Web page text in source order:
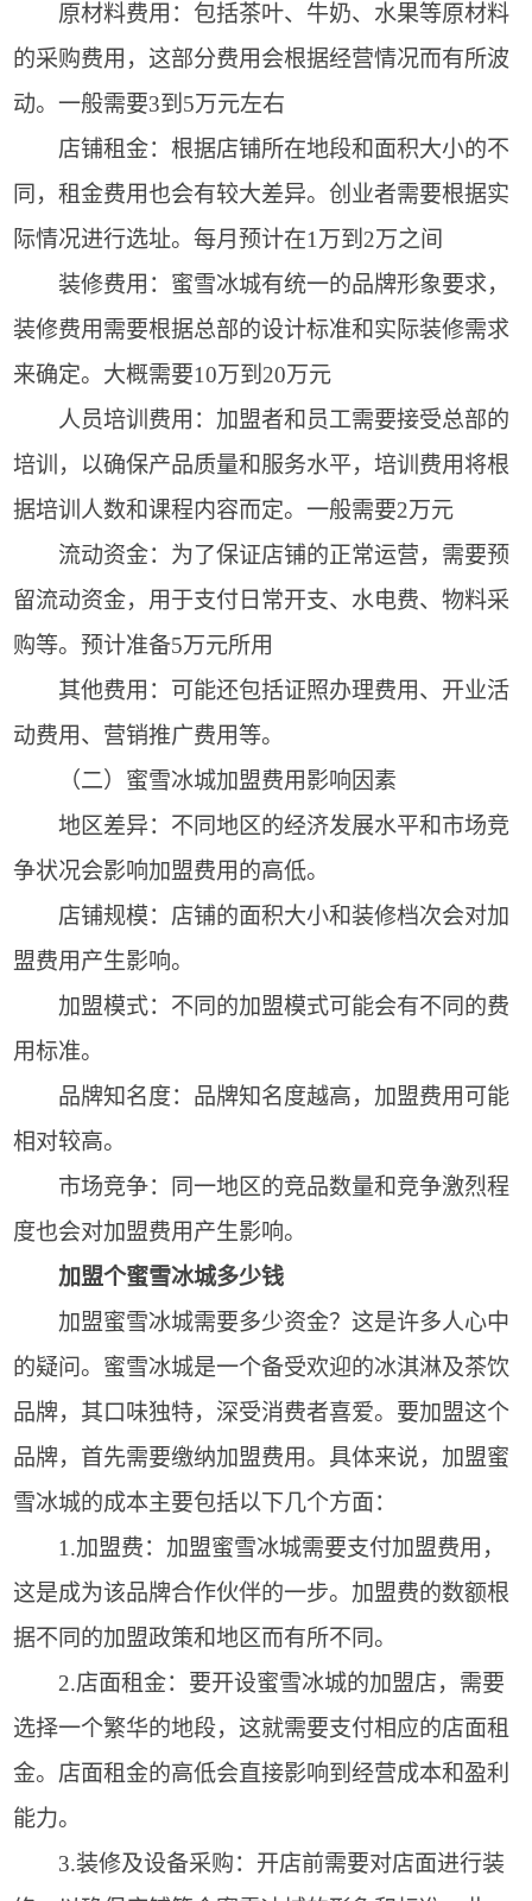
原材料费用：包括茶叶、牛奶、水果等原材料
的采购费用，这部分费用会根据经营情况而有所波
动。一般需要3到5万元左右
店铺租金：根据店铺所在地段和面积大小的不
同，租金费用也会有较大差异。创业者需要根据实
际情况进行选址。每月预计在1万到2万之间
装修费用：蜜雪冰城有统一的品牌形象要求，
装修费用需要根据总部的设计标准和实际装修需求
来确定。大概需要10万到20万元
人员培训费用：加盟者和员工需要接受总部的
培训，以确保产品质量和服务水平，培训费用将根
据培训人数和课程内容而定。一般需要2万元
流动资金：为了保证店铺的正常运营，需要预
留流动资金，用于支付日常开支、水电费、物料采
购等。预计准备5万元所用
其他费用：可能还包括证照办理费用、开业活
动费用、营销推广费用等。
（二）蜜雪冰城加盟费用影响因素
地区差异：不同地区的经济发展水平和市场竞
争状况会影响加盟费用的高低。
店铺规模：店铺的面积大小和装修档次会对加
盟费用产生影响。
加盟模式：不同的加盟模式可能会有不同的费
用标准。
品牌知名度：品牌知名度越高，加盟费用可能
相对较高。
市场竞争：同一地区的竞品数量和竞争激烈程
度也会对加盟费用产生影响。
加盟个蜜雪冰城多少钱
加盟蜜雪冰城需要多少资金？这是许多人心中
的疑问。蜜雪冰城是一个备受欢迎的冰淇淋及茶饮
品牌，其口味独特，深受消费者喜爱。要加盟这个
品牌，首先需要缴纳加盟费用。具体来说，加盟蜜
雪冰城的成本主要包括以下几个方面：
1.加盟费：加盟蜜雪冰城需要支付加盟费用，
这是成为该品牌合作伙伴的一步。加盟费的数额根
据不同的加盟政策和地区而有所不同。
2.店面租金：要开设蜜雪冰城的加盟店，需要
选择一个繁华的地段，这就需要支付相应的店面租
金。店面租金的高低会直接影响到经营成本和盈利
能力。
3.装修及设备采购：开店前需要对店面进行装